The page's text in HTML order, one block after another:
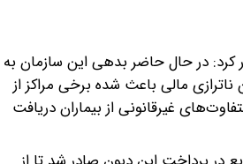
کرد: در حال حاضر بدهی این سازمان به
از ۵۰ هزار میلیارد تومان (۵۰ همت) رسیده که این ناترازی مالی باعث شده برخی مراکز از
غیرقانونی از بیماران دریافت